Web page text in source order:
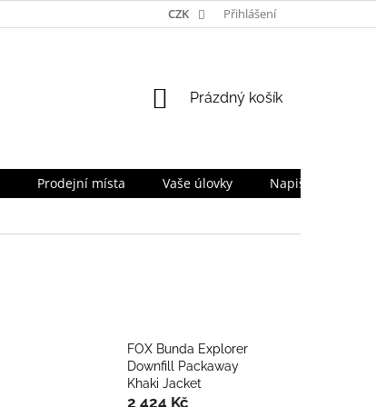
PRO OBCHODNÍKY
CZK Přihlášení
NÁKUPNÍ
Prázdný košík
Prodejní místa Vaše úlovky
Napište nám
FOX Bunda Explorer
Downfill Packaway
Khaki Jacket
2 424 Kč